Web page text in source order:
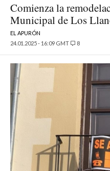
Comienza la
Municipal de Los
EL APURÓN
24.01.2025 - 16:09 GMT
8